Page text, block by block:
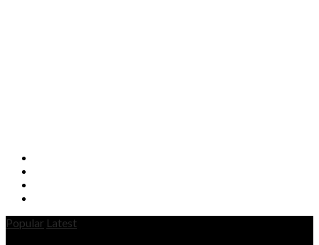
Popular Latest